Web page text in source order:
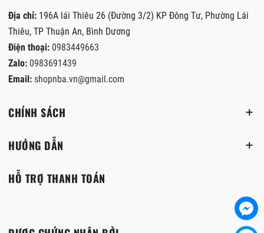
Địa chỉ: 196A lái Thiêu 26 (Đường 3/2) KP Đông Tư, Phường Lái
Thiêu, TP Thuận An, Bình Dương
Điện thoại: 0983449663
Zalo: 0983691439
Email: shopnba.vn@gmail.com
CHÍNH SÁCH
HƯỚNG DẪN
HỖ TRỢ THANH TOÁN